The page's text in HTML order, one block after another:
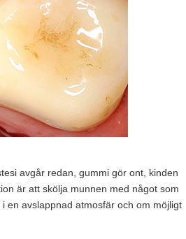
avgår redan, gummi gör ont, kinden
är att skölja munnen med något som
en avslappnad atmosfär och om möjligt